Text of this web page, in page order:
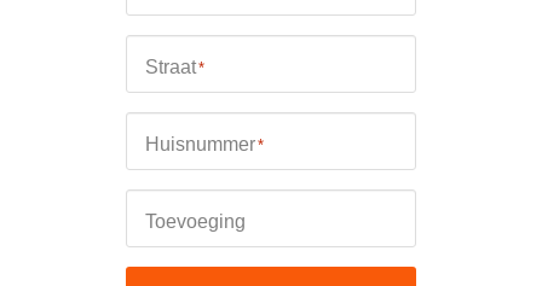
Straat*
Huisnummer*
Toevoeging